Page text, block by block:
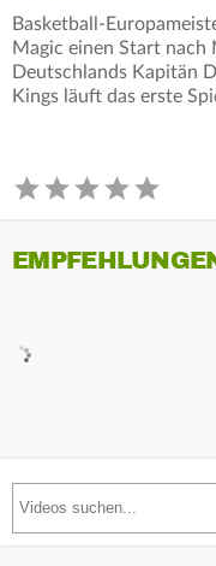
Basketball-
Magic einen Start nach
Deutschlands Kapitän
Kings läuft das erste